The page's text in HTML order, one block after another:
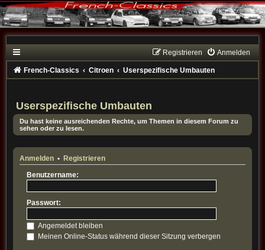
Anmelden
Registrieren
French-Classics Citroen Userspezifische Umbauten
Userspezifische Umbauten
Du hast keine ausreichenden Rechte, um Themen in diesem Forum zu
sehen oder zu lesen.
Anmelden• Registrieren
Benutzername:
Passwort:
Angemeldet bleiben
Meinen Online-Status während dieser Sitzung verbergen